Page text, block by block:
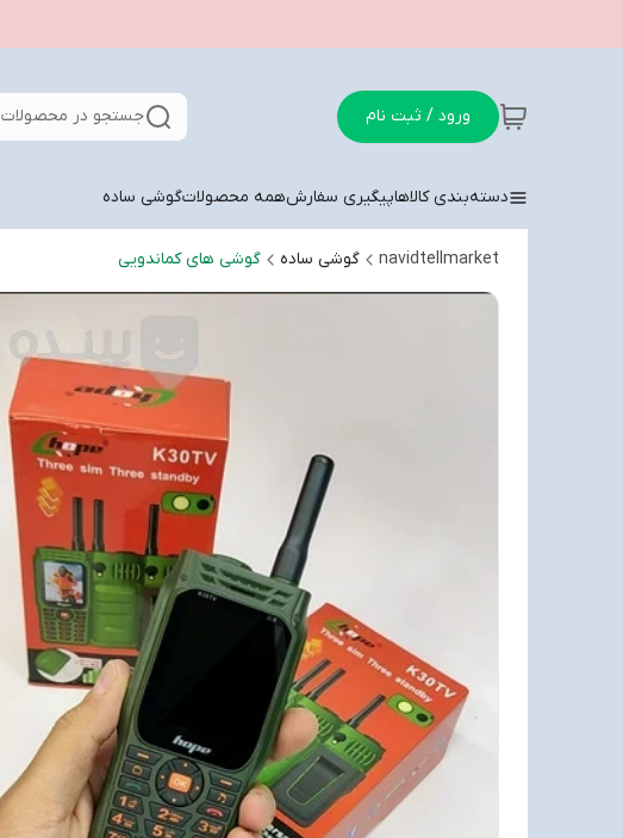
ورود / ثبت نام جستجو در محصولات
دسته‌بندی کالاهاپیگیری سفارشهمه محصولاتگوشی ساده
navidtellmarket گوشی ساده گوشی های کماندویی